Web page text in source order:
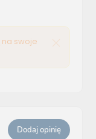
na swoje
Dodaj opinię